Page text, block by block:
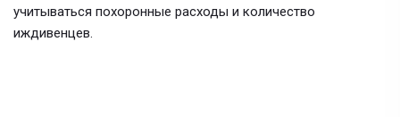
учитываться похоронные расходы и количество
иждивенцев.